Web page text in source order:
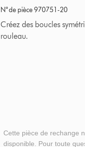
de
40
mm
N° de pièce 970751-20
Créez des boucles
rouleau.
Cette pièce de rechange
disponible. Pour toute